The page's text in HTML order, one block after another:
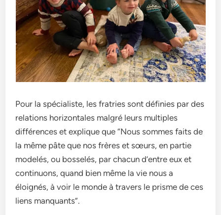
Pour la spécialiste, les fratries sont définies par des
relations horizontales malgré leurs multiples
différences et explique que “Nous sommes faits de
la même pâte que nos frères et sœurs, en partie
modelés, ou bosselés, par chacun d’entre eux et
continuons, quand bien même la vie nous a
éloignés, à voir le monde à travers le prisme de ces
liens manquants”.